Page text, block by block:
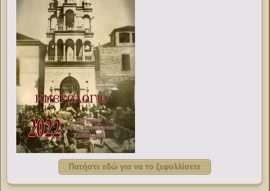
Πατήστε εδώ για να το ξεφυλλίσετε